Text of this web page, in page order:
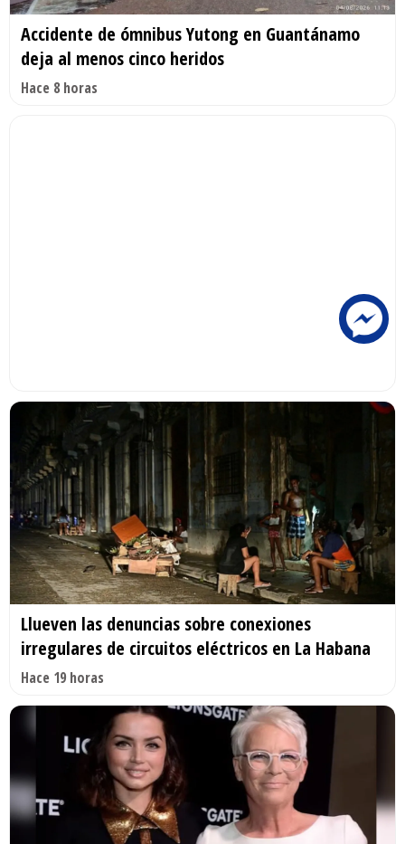
Accidente de ómnibus Yutong en Guantánamo
deja al menos cinco heridos
Hace 8 horas
Llueven las denuncias sobre conexiones
irregulares de circuitos eléctricos en La Habana
Hace 19 horas